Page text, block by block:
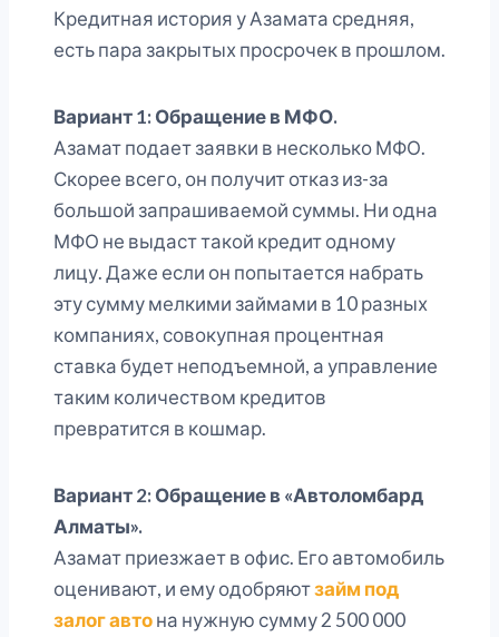
Кредитная история у Азамата средняя,
есть пара закрытых просрочек в прошлом.
Вариант 1: Обращение в МФО.
Азамат подает заявки в несколько МФО.
Скорее всего, он получит отказ из-за
большой запрашиваемой суммы. Ни одна
МФО не выдаст такой кредит одному
лицу. Даже если он попытается набрать
эту сумму мелкими займами в 10 разных
компаниях, совокупная процентная
ставка будет неподъемной, а управление
таким количеством кредитов
превратится в кошмар.
Вариант 2: Обращение в «Автоломбард
Алматы».
Азамат приезжает в офис. Его автомобиль
оценивают, и ему одобряютзайм под
залог автона нужную сумму 2 500 000